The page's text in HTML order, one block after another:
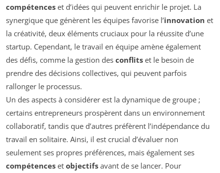
compétences et d’idées qui peuvent enrichir le projet. La
synergique que génèrent les équipes favorise l’innovation et
la créativité, deux éléments cruciaux pour la réussite d’une
startup. Cependant, le travail en équipe amène également
des défis, comme la gestion des conflits et le besoin de
prendre des décisions collectives, qui peuvent parfois
rallonger le processus.
Un des aspects à considérer est la dynamique de groupe ;
certains entrepreneurs prospèrent dans un environnement
collaboratif, tandis que d’autres préfèrent l’indépendance du
travail en solitaire. Ainsi, il est crucial d’évaluer non
seulement ses propres préférences, mais également ses
compétences et objectifs avant de se lancer. Pour